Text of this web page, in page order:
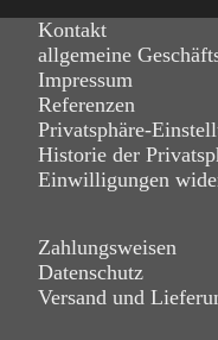
Kontakt
allgemeine
Impressum
Referenzen
Privatsphäre-
Historie der
Einwilligungen
Zahlungsweisen
Datenschutz
Versand und